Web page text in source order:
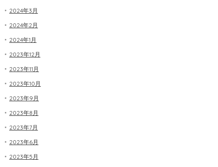
2024年3月
2024年2月
2024年1月
2023年12月
2023年11月
2023年10月
2023年9月
2023年8月
2023年7月
2023年6月
2023年5月